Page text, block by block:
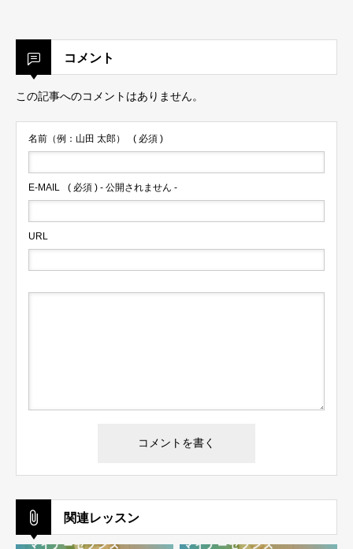
コメント
この記事へのコメントはありません。
名前（例：山田 太郎） ( 必須 )
E-MAIL ( 必須 ) - 公開されません -
URL
関連レッスン
パスワードを忘れた場合
会員ではない方は会員登録してください
新規会員登録